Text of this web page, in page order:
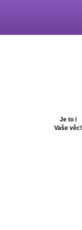
Je to i
Vaše věc!